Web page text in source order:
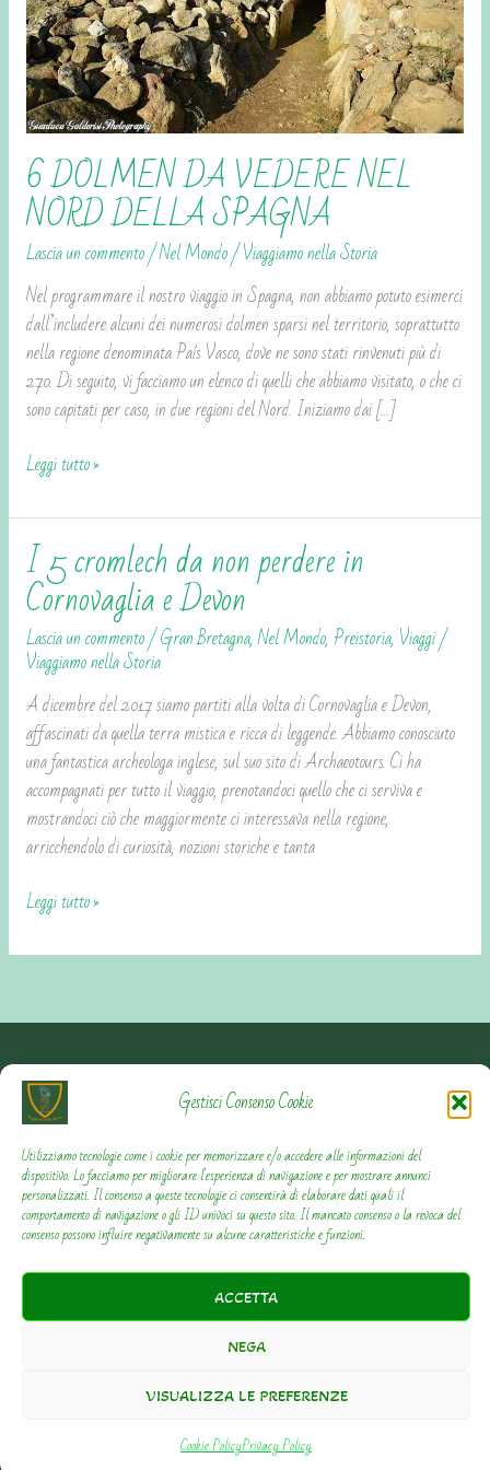
Gestisci Consenso Cookie
Utilizziamo tecnologie come i cookie per memorizzare e/o accedere alle informazioni del
dispositivo. Lo facciamo per migliorare l'esperienza di navigazione e per mostrare annunci
personalizzati. Il consenso a queste tecnologie ci consentirà di elaborare dati quali il
comportamento di navigazione o gli ID univoci su questo sito. Il mancato consenso o la revoca del
consenso possono influire negativamente su alcune caratteristiche e funzioni.
ACCETTA
NEGA
VISUALIZZA LE PREFERENZE
Cookie PolicyPrivacy Policy
6 DOLMEN DA VEDERE NEL
NORD DELLA SPAGNA
Lascia un commento/Nel Mondo/Viaggiamo nella Storia
Nel programmare il nostro viaggio in Spagna, non abbiamo potuto esimerci
dall’includere alcuni dei numerosi dolmen sparsi nel territorio, soprattutto
nella regione denominata País Vasco, dove ne sono stati rinvenuti più di
270. Di seguito, vi facciamo un elenco di quelli che abbiamo visitato, o che ci
sono capitati per caso, in due regioni del Nord. Iniziamo dai […]
DELLA
SPAGNA
Leggi tutto »
I 5 cromlech da non perdere in
Cornovaglia e Devon
Lascia un commento/Gran Bretagna,Nel Mondo, Preistoria, Viaggi/
Viaggiamo nella Storia
A dicembre del 2017 siamo partiti alla volta di Cornovaglia e Devon,
affascinati da quella terra mistica e ricca di leggende. Abbiamo conosciuto
una fantastica archeologa inglese, sul suo sito di Archaeotours. Ci ha
accompagnati per tutto il viaggio, prenotandoci quello che ci serviva e
mostrandoci ciò che maggiormente ci interessava nella regione,
arricchendolo di curiosità, nozioni storiche e tanta
I
5
cromlech
da
non
perdere
in
Cornovaglia
e
Devon
Leggi tutto »
Contattami
Privacy Policy
Cookie Policy
Copyright © 2018-2026 - Viaggiamo nella Storia. Tutti i
diritti riservati.